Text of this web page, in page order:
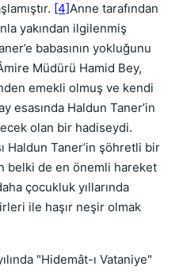
[4]Anne tarafından
yakından ilgilenmiş
babasının yokluğunu
Müdürü Hamid Bey,
emekli olmuş ve kendi
esasında Haldun Taner’in
olan bir hadiseydi.
Haldun Taner’in şöhretli bir
belki de en önemli hareket
çocukluk yıllarında
ile haşır neşir olmak
"Hidemât-ı Vataniye"